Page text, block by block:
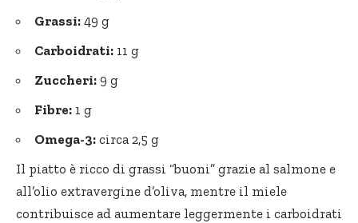
Grassi: 49 g
Carboidrati: 11 g
Zuccheri: 9 g
Fibre: 1 g
Omega-3: circa 2,5 g
Il piatto è ricco di grassi “buoni” grazie al salmone e
all’olio extravergine d’oliva, mentre il miele
contribuisce ad aumentare leggermente i carboidrati